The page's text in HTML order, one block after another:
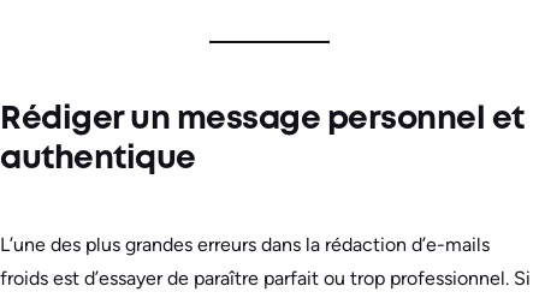
Rédiger un message personnel et
authentique
L’une des plus grandes erreurs dans la rédaction d’e-mails
froids est d’essayer de paraître parfait ou trop professionnel. Si